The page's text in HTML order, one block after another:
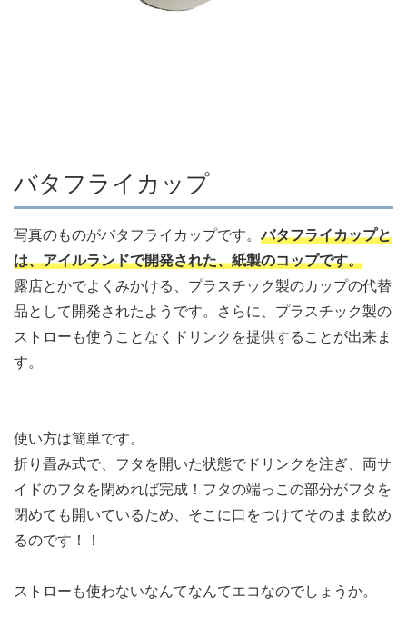
バタフライカップ
写真のものがバタフライカップです。バタフライカップと
は、アイルランドで開発された、紙製のコップです。
露店とかでよくみかける、プラスチック製のカップの代替
品として開発されたようです。さらに、プラスチック製の
ストローも使うことなくドリンクを提供することが出来ま
す。
使い方は簡単です。
折り畳み式で、フタを開いた状態でドリンクを注ぎ、両サ
イドのフタを閉めれば完成！フタの端っこの部分がフタを
閉めても開いているため、そこに口をつけてそのまま飲め
るのです！！
ストローも使わないなんてなんてエコなのでしょうか。